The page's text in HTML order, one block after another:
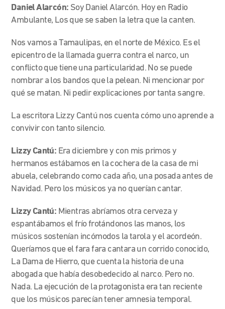
Daniel Alarcón: Soy Daniel Alarcón. Hoy en Radio
Ambulante, Los que se saben la letra que la canten.
Nos vamos a Tamaulipas, en el norte de México. Es el
epicentro de la llamada guerra contra el narco, un
conflicto que tiene una particularidad. No se puede
nombrar a los bandos que la pelean. Ni mencionar por
qué se matan. Ni pedir explicaciones por tanta sangre.
La escritora Lizzy Cantú nos cuenta cómo uno aprende a
convivir con tanto silencio.
Lizzy Cantú: Era diciembre y con mis primos y
hermanos estábamos en la cochera de la casa de mi
abuela, celebrando como cada año, una posada antes de
Navidad. Pero los músicos ya no querían cantar.
Lizzy Cantú: Mientras abríamos otra cerveza y
espantábamos el frío frotándonos las manos, los
músicos sostenían incómodos la tarola y el acordeón.
Queríamos que el fara fara cantara un corrido conocido,
La Dama de Hierro, que cuenta la historia de una
abogada que había desobedecido al narco. Pero no.
Nada. La ejecución de la protagonista era tan reciente
que los músicos parecían tener amnesia temporal.